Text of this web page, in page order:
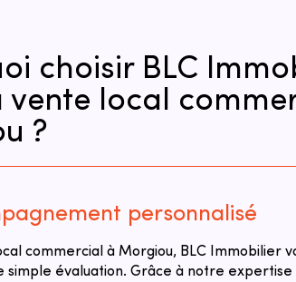
choisir BLC
vente local
?
personnalisé
commercial à Morgiou, BLC Immobilier
simple évaluation. Grâce à notre expertise